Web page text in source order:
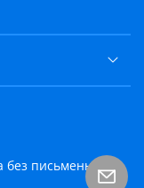
без письменного